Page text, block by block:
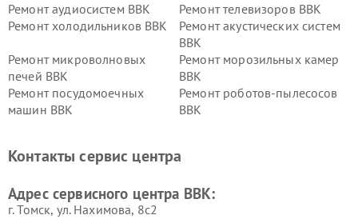
Ремонт аудиосистем BBK
Ремонт телевизоров BBK
Ремонт холодильников BBK
Ремонт акустических систем
BBK
Ремонт микроволновых
печей BBK
Ремонт морозильных камер
BBK
Ремонт посудомоечных
машин BBK
Ремонт роботов-пылесосов
BBK
Ремонт винных шкафов BBK
Контакты сервис центра
Адрес сервисного центра BBK:
г. Томск, ул. Нахимова, 8с2